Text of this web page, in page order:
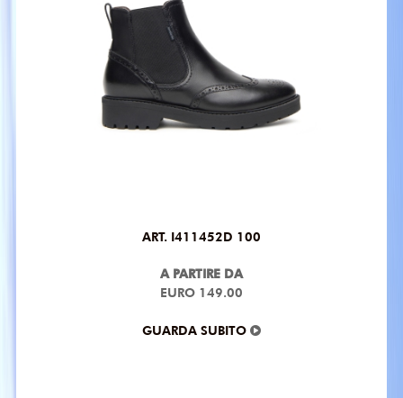
ART. I411452D 100
A PARTIRE DA
EURO 149.00
GUARDA SUBITO